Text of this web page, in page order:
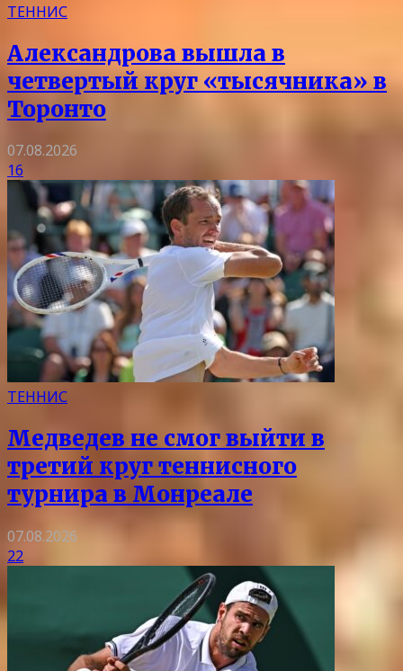
ТЕННИС
Александрова вышла в
четвертый круг «тысячника» в
Торонто
07.08.2026
16
ТЕННИС
Медведев не смог выйти в
третий круг теннисного
турнира в Монреале
07.08.2026
22